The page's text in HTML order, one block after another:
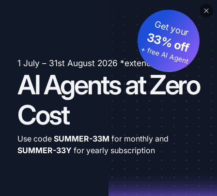
1 July – 31st August 2026 *extended
AI Agents at Zero
Cost
Get your
33% off
+ free AI Agent
Use code SUMMER-33M for monthly and
SUMMER-33Y for yearly subscription